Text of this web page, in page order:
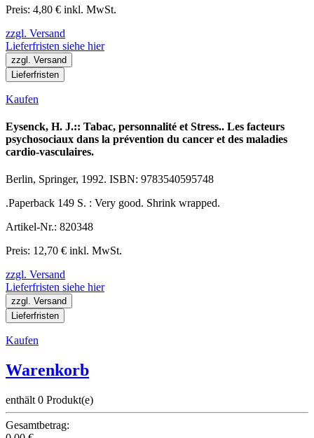
Preis: 4,80 € inkl. MwSt.
zzgl. Versand
Lieferfristen siehe hier
zzgl. Versand
Lieferfristen
Kaufen
Eysenck, H. J.:: Tabac, personnalité et Stress.. Les facteurs
psychosociaux dans la prévention du cancer et des maladies
cardio-vasculaires.
Berlin, Springer, 1992. ISBN: 9783540595748
.Paperback 149 S. : Very good. Shrink wrapped.
Artikel-Nr.: 820348
Preis: 12,70 € inkl. MwSt.
zzgl. Versand
Lieferfristen siehe hier
zzgl. Versand
Lieferfristen
Kaufen
Warenkorb
enthält 0 Produkt(e)
Gesamtbetrag: